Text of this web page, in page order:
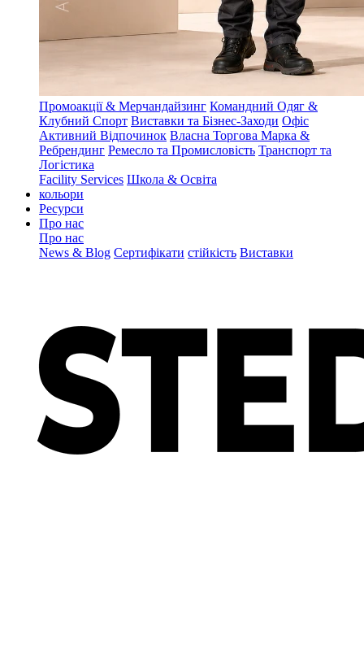
Промоакції & Мерчандайзинг Командний Одяг &
Клубний Спорт Виставки та Бізнес-Заходи Офіс
Активний Відпочинок Власна Торгова Марка &
Ребрендинг Ремесло та Промисловість Транспорт та
Логістика
Facility Services Школа & Освіта
кольори
Ресурси
Про нас
Про нас
News & Blog Сертифікати стійкість Виставки